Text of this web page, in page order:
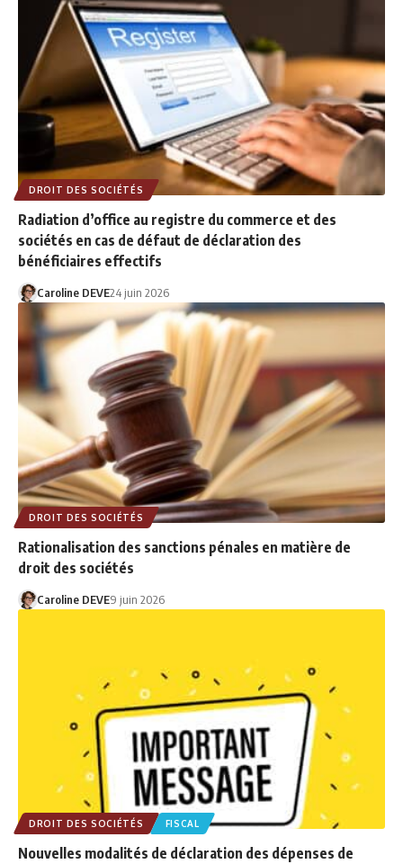
DROIT DES SOCIÉTÉS
Radiation d’office au registre du commerce et des
sociétés en cas de défaut de déclaration des
bénéficiaires effectifs
Caroline DEVE24 juin 2026
DROIT DES SOCIÉTÉS
Rationalisation des sanctions pénales en matière de
droit des sociétés
Caroline DEVE9 juin 2026
DROIT DES SOCIÉTÉS FISCAL
Nouvelles modalités de déclaration des dépenses de